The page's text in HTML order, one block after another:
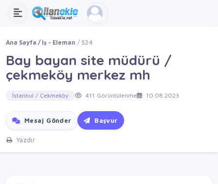
Ana Sayfa İş - Eleman 524
Bay bayan site müdürü /
çekmeköy merkez mh
İstanbul / Çekmeköy 411 Görüntülenme 10.08.2023
Mesaj Gönder Başvur
Yazdır